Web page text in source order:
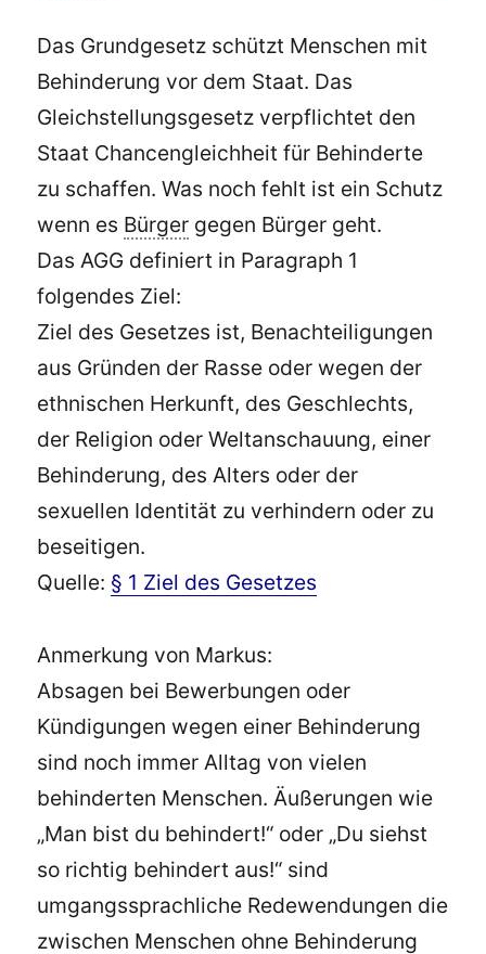
Das Grundgesetz schützt Menschen mit
Behinderung vor dem Staat. Das
Gleichstellungsgesetz verpflichtet den
Staat Chancengleichheit für Behinderte
zu schaffen. Was noch fehlt ist ein Schutz
wenn es Bürger gegen Bürger geht.
Das AGG definiert in Paragraph 1
folgendes Ziel:
Ziel des Gesetzes ist, Benachteiligungen
aus Gründen der Rasse oder wegen der
ethnischen Herkunft, des Geschlechts,
der Religion oder Weltanschauung, einer
Behinderung, des Alters oder der
sexuellen Identität zu verhindern oder zu
beseitigen.
Quelle: § 1 Ziel des Gesetzes
Anmerkung von Markus:
Absagen bei Bewerbungen oder
Kündigungen wegen einer Behinderung
sind noch immer Alltag von vielen
behinderten Menschen. Äußerungen wie
„Man bist du behindert!“ oder „Du siehst
so richtig behindert aus!“ sind
umgangssprachliche Redewendungen die
zwischen Menschen ohne Behinderung